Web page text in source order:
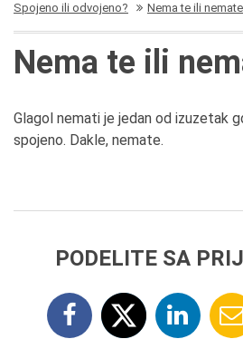
Spojeno ili odvojeno? Nema te ili nemate
Nema te ili
Glagol nemati je jedan od izuzetak
spojeno. Dakle, nemate.
PODELITE SA